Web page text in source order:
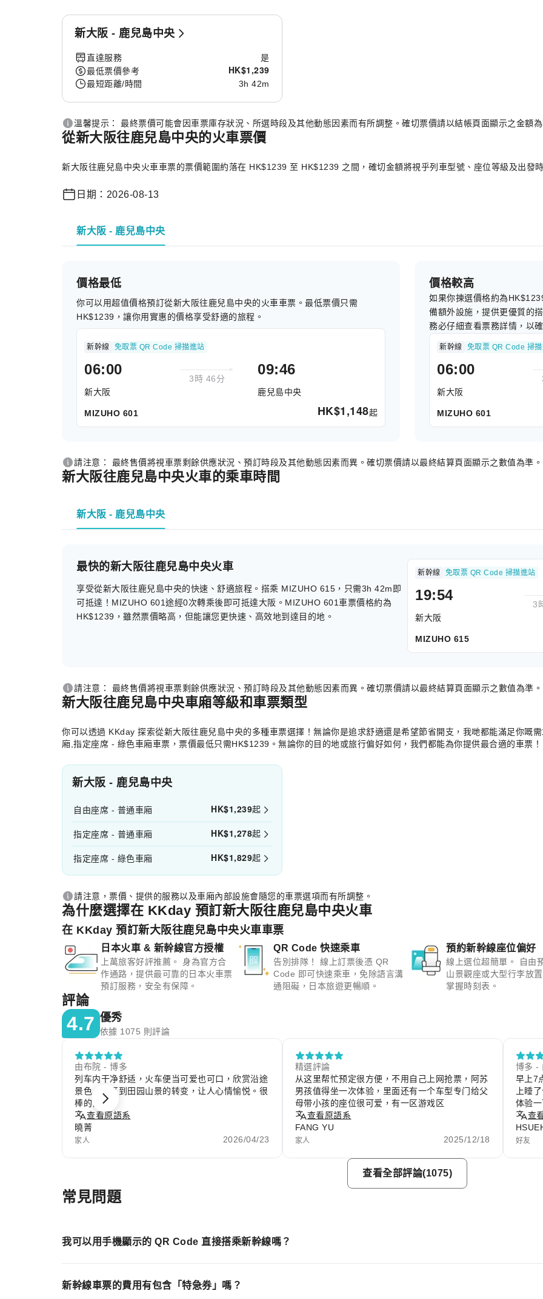
新大阪 - 鹿兒島中央
直達服務
是
最低票價參考
HK$1,239
最短距離/時間 3h 42m
溫馨提示： 最終票價可能會因車票庫存狀況、所選時段及其他動態因素而有所調整。確切票價請以結帳頁面顯示之金額為
從新大阪往鹿兒島中央的火車票價
新大阪往鹿兒島中央火車車票的票價範圍約落在 HK$1239 至 HK$1239 之間，確切金額將視乎列車型號、座位等級及出發時
日期：2026-08-13
新大阪 - 鹿兒島中央
價格最低
你可以用超值價格預訂從新大阪往鹿兒島中央的火車車票。最低票價只需
HK$1239，讓你用實惠的價格享受舒適的旅程。
新幹線 免取票 QR Code 掃描進站
06:00
3時 46分
新大阪
09:46
鹿兒島中央
MIZUHO 601 HK$1,148起
價格較高
如果你揀選價格約為
備額外設施，提供更優質的
務必仔細查看票務詳情，以
新幹線 免取票 QR Code 掃
06:00
新大阪
MIZUHO 601
請注意： 最終售價將視車票剩餘供應狀況、預訂時段及其他動態因素而異。確切票價請以最終結算頁面顯示之數值為準。
新大阪往鹿兒島中央火車的乘車時間
新大阪 - 鹿兒島中央
最快的新大阪往鹿兒島中央火車
享受從新大阪往鹿兒島中央的快速、舒適旅程。搭乘 MIZUHO 615，只需3h 42m即
可抵達！MIZUHO 601途經0次轉乘後即可抵達大阪。MIZUHO 601車票價格約為
HK$1239，雖然票價略高，但能讓您更快速、高效地到達目的地。
新幹線 免取票 QR Code 掃描進站
19:54
3
新大阪
MIZUHO 615
請注意： 最終售價將視車票剩餘供應狀況、預訂時段及其他動態因素而異。確切票價請以最終結算頁面顯示之數值為準。
新大阪往鹿兒島中央車廂等級和車票類型
你可以透過 KKday 探索從新大阪往鹿兒島中央的多種車票選擇！無論你是追求舒適還是希望節省開支，我哋都能滿足你嘅
廂,指定座席 - 綠色車廂車票，票價最低只需HK$1239。無論你的目的地或旅行偏好如何，我們都能為你提供最合適的車票！
新大阪 - 鹿兒島中央
自由座席 - 普通車廂 HK$1,239起
指定座席 - 普通車廂 HK$1,278起
指定座席 - 綠色車廂 HK$1,829起
請注意，票價、提供的服務以及車廂內部設施會隨您的車票選項而有所調整。
為什麼選擇在 KKday 預訂新大阪往鹿兒島中央火車
在 KKday 預訂新大阪往鹿兒島中央火車車票
日本火車 & 新幹線官方授權
上萬旅客好評推薦。 身為官方合
作通路，提供最可靠的日本火車票
預訂服務，安全有保障。
QR Code 快速乘車
告別排隊！ 線上訂票後憑 QR
Code 即可快速乘車，免除語言溝
通阻礙，日本旅遊更暢順。
預約新幹線座位偏好
線上選位超簡單。 自由
山景觀座或大型行李放
掌握時刻表。
評論
4.7 優秀
依據 1075 則評論
由布院 - 博多
列车内干净舒适，火车便当可爱也可口，欣赏沿途
景色，市区到田园山景的转变，让人心情愉悦。很
棒的体验。
查看原語系
曉菁
家人 2026/04/23
精選評論
从这里帮忙预定很方便，不用自己上网抢票，阿苏
男孩值得坐一次体验，里面还有一个车型专门给父
母带小孩的座位很可爱，有一区游戏区
查看原語系
FANG YU
家人 2025/12/18
博多 -
早上7
上睡
体验
查
好友
of
10
查看全部評論(1075)
常見問題
我可以用手機顯示的 QR Code 直接搭乘新幹線嗎？
新幹線車票的費用有包含「特急券」嗎？